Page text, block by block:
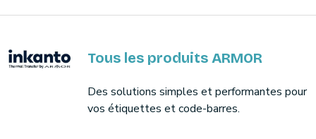
Tous les produits ARMOR
Des solutions simples et performantes pour
vos étiquettes et code-barres.